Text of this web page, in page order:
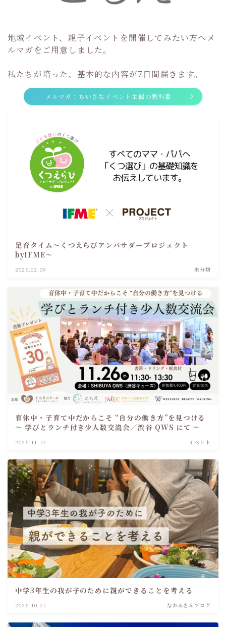
地域イベント、親子イベントを開催してみたい方へメ
ルマガをご用意しました。
私たちが培った、基本的な内容が7日間届きます。
メルマガ：ちいさなイベント主催の教科書
足育タイム～くつえらびアンバサダープロジェクト
byIFME～
2026.02.09 未分類
育休中・子育て中だからこそ “自分の働き方”を見つける
～ 学びとランチ付き少人数交流会／渋谷 QWS にて ～
2025.11.12 イベント
中学3年生の我が子のために親ができることを考える
2025.10.27 なおみさんブログ